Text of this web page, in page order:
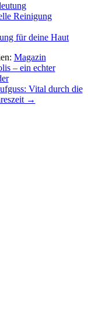
Reinigung
für deine Haut
Magazin
– ein echter
Vital durch die
→